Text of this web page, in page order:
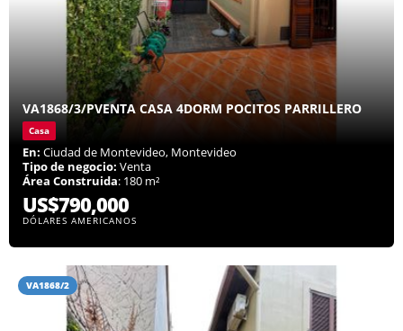
VA1868/3/PVENTA CASA 4DORM POCITOS PARRILLERO
Casa
En: Ciudad de Montevideo, Montevideo
Tipo de negocio: Venta
Área Construida: 180 m²
US$790,000
DÓLARES AMERICANOS
VA1868/2